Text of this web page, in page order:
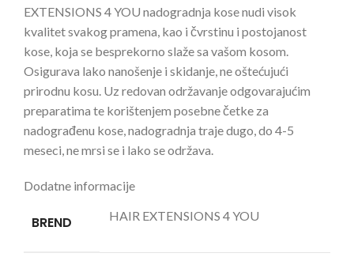
EXTENSIONS 4 YOU nadogradnja kose nudi visok
kvalitet svakog pramena, kao i čvrstinu i postojanost
kose, koja se besprekorno slaže sa vašom kosom.
Osigurava lako nanošenje i skidanje, ne oštećujući
prirodnu kosu. Uz redovan održavanje odgovarajućim
preparatima te korištenjem posebne četke za
nadograđenu kose, nadogradnja traje dugo, do 4-5
meseci, ne mrsi se i lako se održava.
Dodatne informacije
BREND HAIR EXTENSIONS 4 YOU